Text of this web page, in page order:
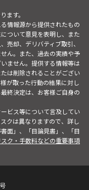
ます。
情報源から提供されたもの
ついて意見を表明し、また
売却、デリバティブ取引、
ん。また、過去の実績や予
ません。提供する情報等は
は削除されることがござい
が取った行動の結果に対し
終決定は、お客様ご自身の
ビス等について言及してい
クは異なりますので、詳し
面」、「目論見書」、「目
スク・手数料などの重要事項